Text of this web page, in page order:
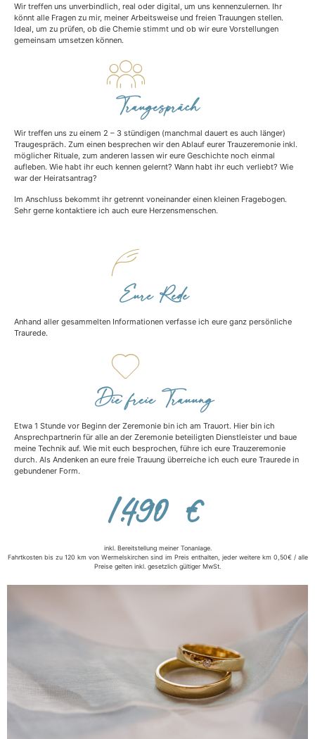
Wir treffen uns unverbindlich, real oder digital, um uns kennenzulernen. Ihr
könnt alle Fragen zu mir, meiner Arbeitsweise und freien Trauungen stellen.
Ideal, um zu prüfen, ob die Chemie stimmt und ob wir eure Vorstellungen
gemeinsam umsetzen können.
Traugespräch
Wir treffen uns zu einem 2 – 3 stündigen (manchmal dauert es auch länger)
Traugespräch. Zum einen besprechen wir den Ablauf eurer Trauzeremonie inkl.
möglicher Rituale, zum anderen lassen wir eure Geschichte noch einmal
aufleben. Wie habt ihr euch kennen gelernt? Wann habt ihr euch verliebt? Wie
war der Heiratsantrag?
Im Anschluss bekommt ihr getrennt voneinander einen kleinen Fragebogen.
Sehr gerne kontaktiere ich auch eure Herzensmenschen.
Eure Rede
Anhand aller gesammelten Informationen verfasse ich eure ganz persönliche
Traurede.
Die freie Trauung
Etwa 1 Stunde vor Beginn der Zeremonie bin ich am Trauort. Hier bin ich
Ansprechpartnerin für alle an der Zeremonie beteiligten Dienstleister und baue
meine Technik auf. Wie mit euch besprochen, führe ich eure Trauzeremonie
durch. Als Andenken an eure freie Trauung überreiche ich euch eure Traurede in
gebundener Form.
1.490 €
inkl. Bereitstellung meiner Tonanlage.
Fahrtkosten bis zu 120 km von Wermelskirchen sind im Preis enthalten, jeder weitere km 0,50€ / alle
Preise gelten inkl. gesetzlich gültiger MwSt.